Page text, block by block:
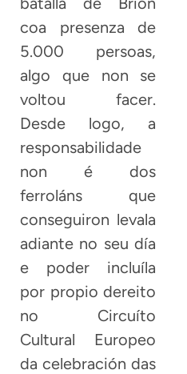
coa presenza de
5.000 persoas,
algo que non se
voltou facer.
Desde logo, a
responsabilidade
non é dos
ferroláns que
conseguiron levala
adiante no seu día
e poder incluíla
por propio dereito
no Circuíto
Cultural Europeo
da celebración das